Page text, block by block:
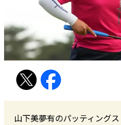
山下美夢有のパッティング